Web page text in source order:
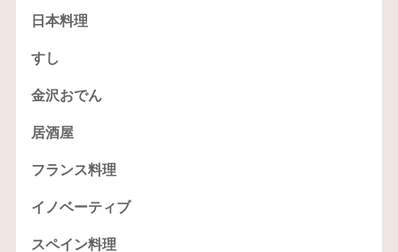
日本料理
すし
金沢おでん
居酒屋
フランス料理
イノベーティブ
スペイン料理